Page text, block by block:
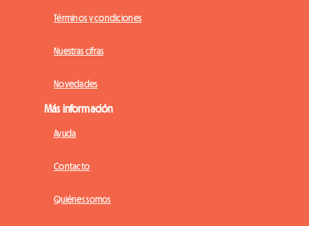
Términos y condiciones
Nuestras cifras
Novedades
Más información
Ayuda
Contacto
Quiénes somos